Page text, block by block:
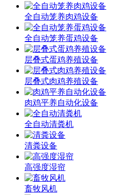
全自动笼养肉鸡设备
全自动笼养蛋鸡设备
层叠式蛋鸡养殖设备
层叠式肉鸡养殖设备
肉鸡平养自动化设备
全自动清粪机
清粪设备
高强度湿帘
畜牧风机